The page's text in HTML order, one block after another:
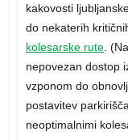
kakovosti
do nekaterih
kolesarske rute.
nepovezan dostop
vzponom do
postavitev
neoptimalnimi